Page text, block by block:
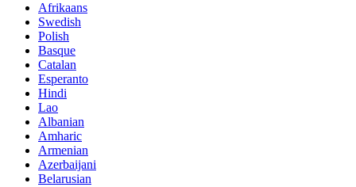
Afrikaans
Swedish
Polish
Basque
Catalan
Esperanto
Hindi
Lao
Albanian
Amharic
Armenian
Azerbaijani
Belarusian